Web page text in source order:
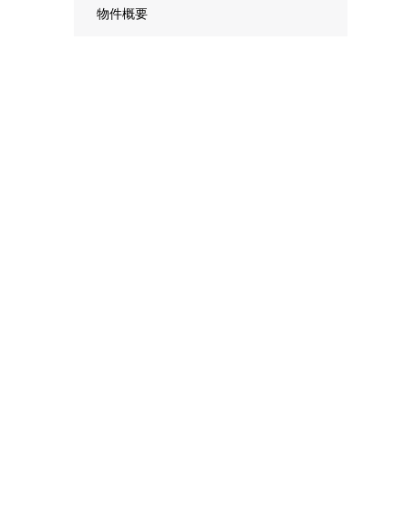
物件概要